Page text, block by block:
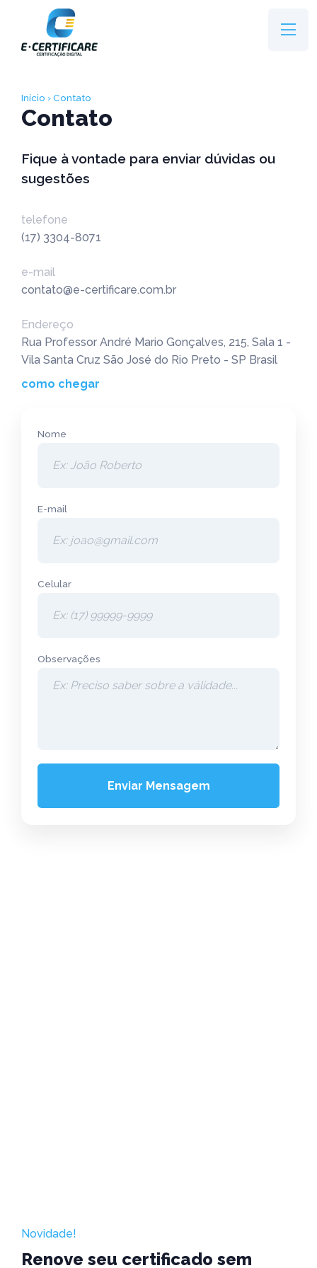
Início › Contato
Contato
Fique à vontade para enviar dúvidas ou
sugestões
telefone
(17) 3304-8071
e-mail
contato@e-certificare.com.br
Endereço
Rua Professor André Mario Gonçalves, 215, Sala 1 -
Vila Santa Cruz São José do Rio Preto - SP Brasil
como chegar
Nome
E-mail
Celular
Observações
Enviar Mensagem
Novidade!
Renove seu certificado sem